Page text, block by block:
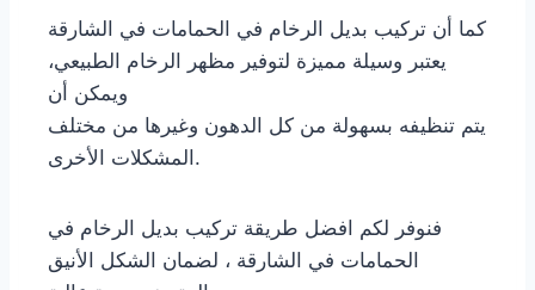
كما أن تركيب بديل الرخام في الحمامات في الشارقة
يعتبر وسيلة مميزة لتوفير مظهر الرخام الطبيعي،
ويمكن أن
يتم تنظيفه بسهولة من كل الدهون وغيرها من مختلف
المشكلات الأخرى.
فنوفر لكم افضل طريقة تركيب بديل الرخام في
الحمامات في الشارقة ، لضمان الشكل الأنيق